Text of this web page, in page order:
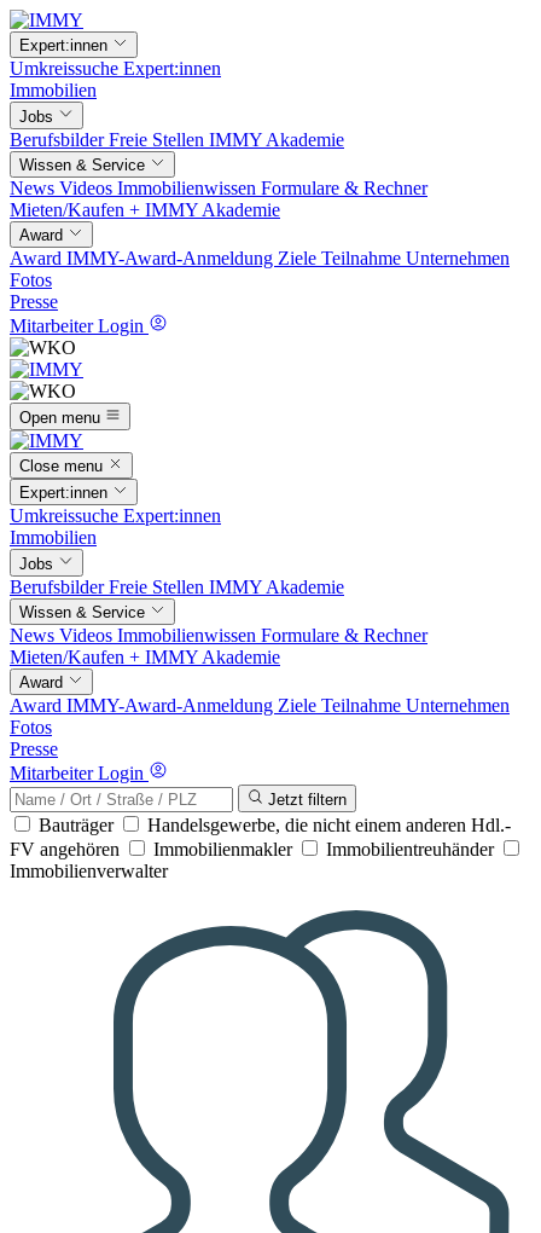
Expert:innen
Umkreissuche Expert:innen
Immobilien
Jobs
BerufsbilderFreie Stellen IMMY Akademie
Wissen & Service
News Videos Immobilienwissen Formulare & Rechner
Mieten/Kaufen + IMMY Akademie
Award
Award IMMY-Award-Anmeldung Ziele Teilnahme Unternehmen
Fotos
Presse
Mitarbeiter Login
Open menu
Close menu
Expert:innen
Umkreissuche Expert:innen
Immobilien
Jobs
BerufsbilderFreie Stellen IMMY Akademie
Wissen & Service
News Videos Immobilienwissen Formulare & Rechner
Mieten/Kaufen + IMMY Akademie
Award
Award IMMY-Award-Anmeldung Ziele Teilnahme Unternehmen
Fotos
Presse
Mitarbeiter Login
Jetzt filtern
Bauträger
Handelsgewerbe, die nicht einem anderen Hdl.-
FV angehören
Immobilienmakler
Immobilientreuhänder
Immobilienverwalter